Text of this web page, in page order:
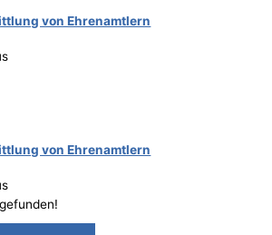
von Ehrenamtlern
von Ehrenamtlern